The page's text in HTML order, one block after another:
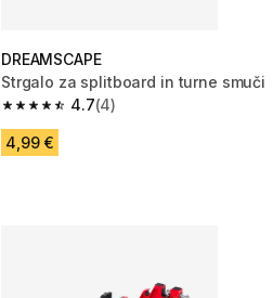
DREAMSCAPE
Strgalo za splitboard in turne smuči
4.7
4.7 od 5 zvezdic from 4 ocene
(4)
4,99 €